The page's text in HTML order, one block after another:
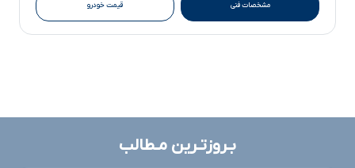
مشخصات فنی قیمت خودرو
بـروزتـرین مـطالب